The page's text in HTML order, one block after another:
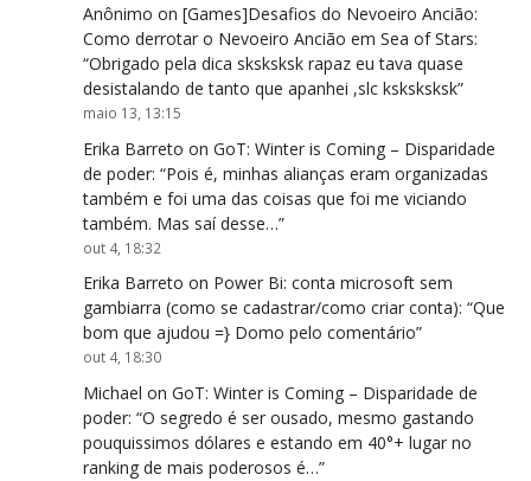
Anônimo on [Games]Desafios do Nevoeiro Ancião:
Como derrotar o Nevoeiro Ancião em Sea of Stars:
“Obrigado pela dica sksksksk rapaz eu tava quase
desistalando de tanto que apanhei ,slc ksksksksk”
maio 13, 13:15
Erika Barreto on GoT: Winter is Coming – Disparidade
de poder: “Pois é, minhas alianças eram organizadas
também e foi uma das coisas que foi me viciando
também. Mas saí desse…”
out 4, 18:32
Erika Barreto on Power Bi: conta microsoft sem
gambiarra (como se cadastrar/como criar conta): “Que
bom que ajudou =} Domo pelo comentário”
out 4, 18:30
Michael on GoT: Winter is Coming – Disparidade de
poder: “O segredo é ser ousado, mesmo gastando
pouquissimos dólares e estando em 40°+ lugar no
ranking de mais poderosos é…”